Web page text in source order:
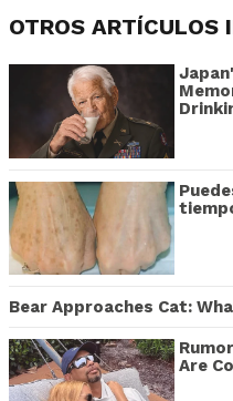
OTROS ARTÍCULOS
Bear Approaches Cat:
Are